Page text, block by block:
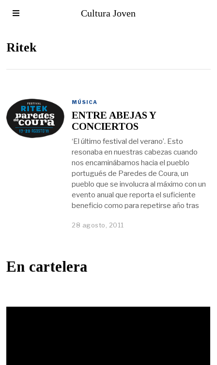
Cultura Joven
Ritek
MÚSICA
ENTRE ABEJAS Y
CONCIERTOS
‘El último festival del verano’. Esto
resonaba en nuestras cabezas cuando
nos encaminábamos hacia el pueblo
portugués de Paredes de Coura, un
pueblo que se involucra al máximo con un
evento anual que reporta el suficiente
beneficio como para repetirse año tras
28 agosto, 2011
En cartelera